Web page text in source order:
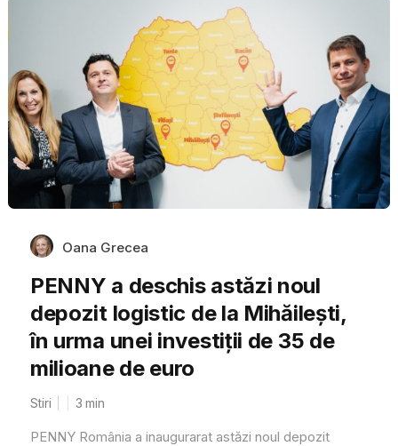
Oana Grecea
PENNY a deschis astăzi noul
depozit logistic de la Mihăilești,
în urma unei investiții de 35 de
milioane de euro
Stiri 3 min
PENNY România a inaugurarat astăzi noul depozit